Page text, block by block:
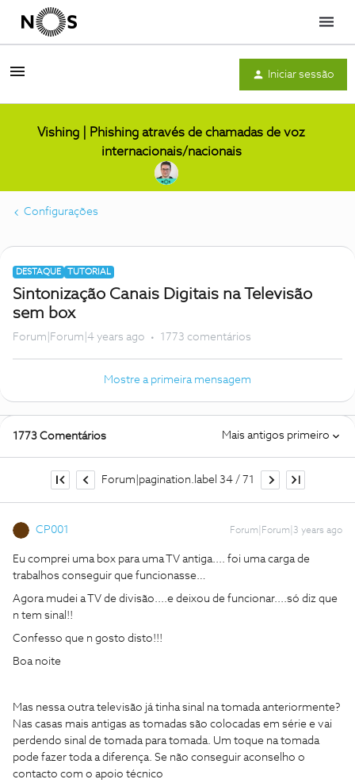
Menu
Iniciar sessão
Vishing | Phishing através de chamadas de voz
internacionais/nacionais
Configurações
DESTAQUE TUTORIAL
Sintonização Canais Digitais na Televisão
sem box
Forum|Forum|4 years ago 1773 comentários
Mostre a primeira mensagem
1773 Comentários Mais antigos primeiro
Forum|pagination.label 34 / 71
CP001 Forum|Forum|3 years ago
Eu comprei uma box para uma TV antiga.... foi uma carga de
trabalhos conseguir que funcionasse…
Agora mudei a TV de divisão....e deixou de funcionar....só diz que
n tem sinal!!
Confesso que n gosto disto!!!
Boa noite
Mas nessa outra televisão já tinha sinal na tomada anteriormente?
Nas casas mais antigas as tomadas são colocadas em série e vai
perdendo sinal de tomada para tomada. Um toque na tomada
pode fazer toda a diferença. Se não conseguir aconselho o
contacto com o apoio técnico